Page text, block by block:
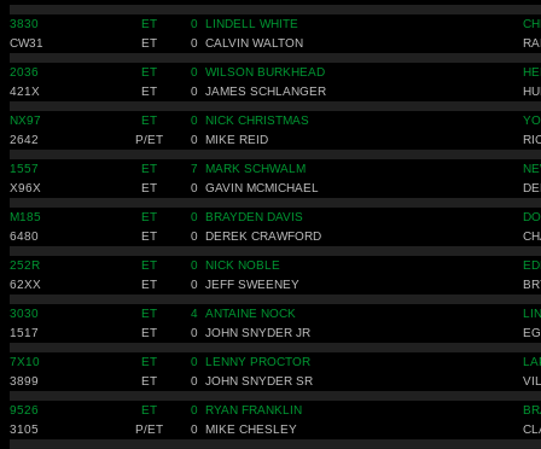
3830 ET 0 LINDELL WHITE
CW31
ET 0 CALVIN WALTON
2036 ET 0 WILSON BURKHEAD
421X
ET 0 JAMES SCHLANGER
NX97 ET 0 NICK CHRISTMAS
2642
P/ET 0 MIKE REID
1557 ET 7 MARK SCHWALM
X96X
ET 0 GAVIN MCMICHAEL
M185 ET 0 BRAYDEN DAVIS
6480
ET 0 DEREK CRAWFORD
252R ET 0 NICK NOBLE
62XX
ET 0 JEFF SWEENEY
3030 ET 4 ANTAINE NOCK
1517
ET 0 JOHN SNYDER JR
7X10 ET 0 LENNY PROCTOR
3899
ET 0 JOHN SNYDER SR
9526 ET 0 RYAN FRANKLIN
3105
P/ET 0 MIKE CHESLEY